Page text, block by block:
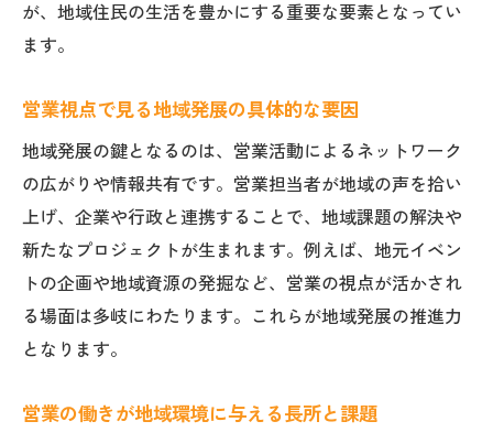
営業戦略と地域ニーズの具体的な接点を解
営業活動に役立つ住所や人口などの情報
営業現場で押さえておきたい地域データ
営業目線で注目したい鹿沼市末広町の特徴
営業計画に不可欠な地域情報のチェックポ
イント
め
が、地域住民の生活を豊かにする重要な要素となってい
ます。
営業視点で見る地域発展の具体的な要因
地域発展の鍵となるのは、営業活動によるネットワーク
の広がりや情報共有です。営業担当者が地域の声を拾い
上げ、企業や行政と連携することで、地域課題の解決や
新たなプロジェクトが生まれます。例えば、地元イベン
トの企画や地域資源の発掘など、営業の視点が活かされ
る場面は多岐にわたります。これらが地域発展の推進力
となります。
営業の働きが地域環境に与える長所と課題